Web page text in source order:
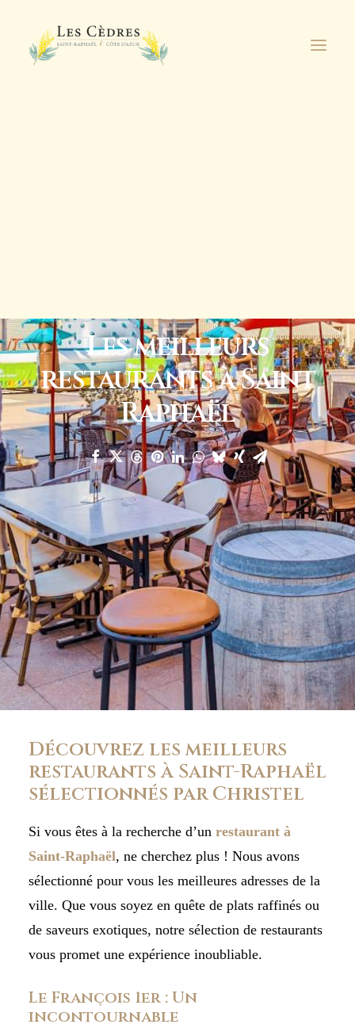
Les meilleurs
restaurants à Saint
Raphaël
Découvrez les meilleurs
restaurants à Saint-Raphaël
sélectionnés par Christel
Si vous êtes à la recherche d’un restaurant à
Saint-Raphaël, ne cherchez plus ! Nous avons
sélectionné pour vous les meilleures adresses de la
ville. Que vous soyez en quête de plats raffinés ou
de saveurs exotiques, notre sélection de restaurants
vous promet une expérience inoubliable.
Le François 1er : Un
incontournable
Découvrez nos
nouveaux
appartements de